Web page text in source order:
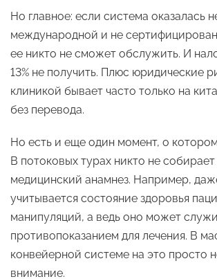
Но главное: если система оказалась
международной и не
ее никто не сможет обслужить. И
13% не получить. Плюс юридические
клиникой бывает часто только на
без перевода.
Но есть и еще один момент, о
В потоковых турах никто не
медицинский анамнез. Например,
учитывается состояние здоровья
манипуляций, а ведь оно может
противопоказанием для лечения. В
конвейерной системе на это просто
внимание.